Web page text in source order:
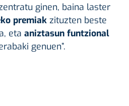
ginen, baina laster
premiak zituzten beste
eta aniztasun funtzional
genuen”.